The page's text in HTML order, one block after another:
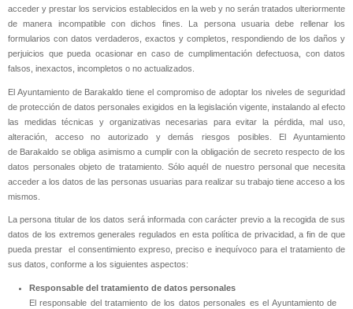
acceder y prestar los servicios establecidos en la web y no serán tratados ulteriormente
de manera incompatible con dichos fines. La persona usuaria debe rellenar los
formularios con datos verdaderos, exactos y completos, respondiendo de los daños y
perjuicios que pueda ocasionar en caso de cumplimentación defectuosa, con datos
falsos, inexactos, incompletos o no actualizados.
El Ayuntamiento de Barakaldo tiene el compromiso de adoptar los niveles de seguridad
de protección de datos personales exigidos en la legislación vigente, instalando al efecto
las medidas técnicas y organizativas necesarias para evitar la pérdida, mal uso,
alteración, acceso no autorizado y demás riesgos posibles. El Ayuntamiento
de Barakaldo se obliga asimismo a cumplir con la obligación de secreto respecto de los
datos personales objeto de tratamiento. Sólo aquél de nuestro personal que necesita
acceder a los datos de las personas usuarias para realizar su trabajo tiene acceso a los
mismos.
La persona titular de los datos será informada con carácter previo a la recogida de sus
datos de los extremos generales regulados en esta política de privacidad, a fin de que
pueda prestar el consentimiento expreso, preciso e inequívoco para el tratamiento de
sus datos, conforme a los siguientes aspectos:
Responsable del tratamiento de datos personales
El responsable del tratamiento de los datos personales es el Ayuntamiento de